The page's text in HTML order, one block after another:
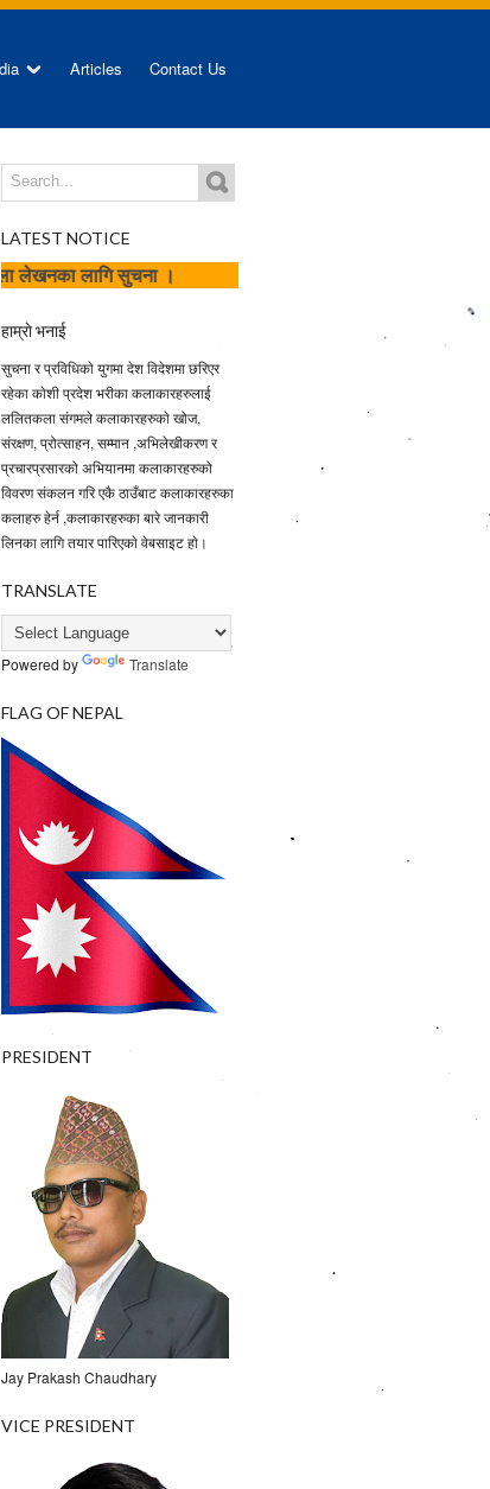
Articles Contact Us
LATEST NOTICE
।
हाम्राे भनाई
सुचना र प्रविधिकाे युगमा देश विदेशमा छरिएर
रहेका काेशी प्रदेश भरीका कलाकारहरुलाई
ललितकला संगमले कलाकारहरुकाे खोज,
संरक्षण, प्रोत्साहन, सम्मान ,अभिलेखीकरण र
प्रचारप्रसारको अभियानमा कलाकारहरुको
विवरण संकलन गरि एकै ठाउँबाट कलाकारहरुका
कलाहरु हेर्न ,कलाकारहरुका बारे जानकारी
लिनका लागि तयार पारिएकाे वेबसाइट हाे।
TRANSLATE
Powered by Translate
FLAG OF NEPAL
PRESIDENT
Jay Prakash Chaudhary
VICE PRESIDENT